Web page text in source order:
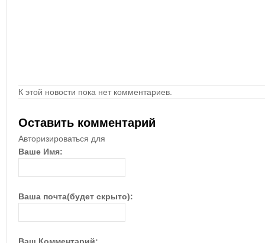
К этой новости пока нет комментариев.
Оставить комментарий
Авторизироваться для
Ваше Имя:
Ваша почта(будет скрыто):